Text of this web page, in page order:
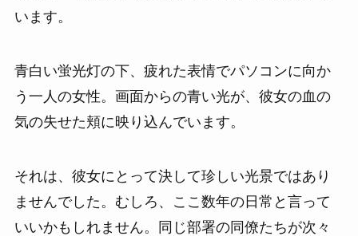
います。
青白い蛍光灯の下、疲れた表情でパソコンに向か
う一人の女性。画面からの青い光が、彼女の血の
気の失せた頬に映り込んでいます。
それは、彼女にとって決して珍しい光景ではあり
ませんでした。むしろ、ここ数年の日常と言って
いいかもしれません。同じ部署の同僚たちが次々